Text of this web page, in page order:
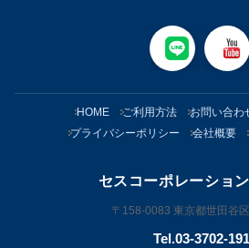
HOME ご利用方法 お問い合わ
プライバシーポリシー
会社概要
セスコーポレーショ
〒158-0083 東京都世田谷
Tel.03-3702-